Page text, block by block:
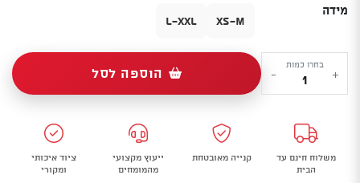
מידה
XS-M
L-XXL
+
כמות
של
טיפוס
וגלישה
WEBEE
בחרו כמות
- הוספה לסל
משלוח חינם עד
הבית
קנייה מאובטחת
ייעוץ מקצועי
מהמומחים
ציוד איכותי
ומקורי